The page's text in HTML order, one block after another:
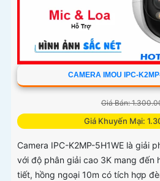
CAMERA IMOU IPC-
Giá Bán:
Giá Khuyến Mại:
Camera IPC-K2MP-5H1WE là giải
với độ phân giải cao 3K mang đến
tiết, hồng ngoại 10m có tích hợp